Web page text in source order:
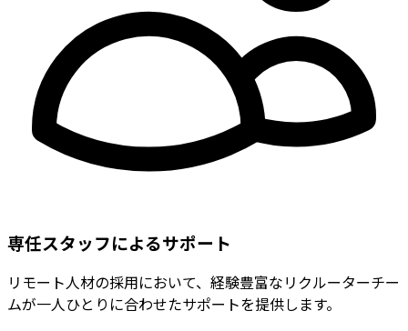
専任スタッフによるサポート
リモート人材の採用において、経験豊富なリクルーターチー
ムが一人ひとりに合わせたサポートを提供します。